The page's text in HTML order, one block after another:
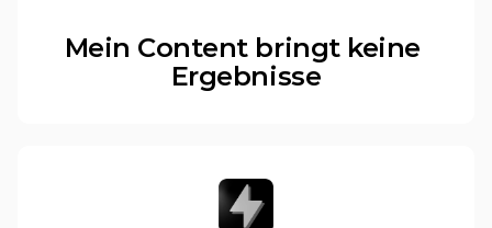
Mein Content bringt keine
Ergebnisse